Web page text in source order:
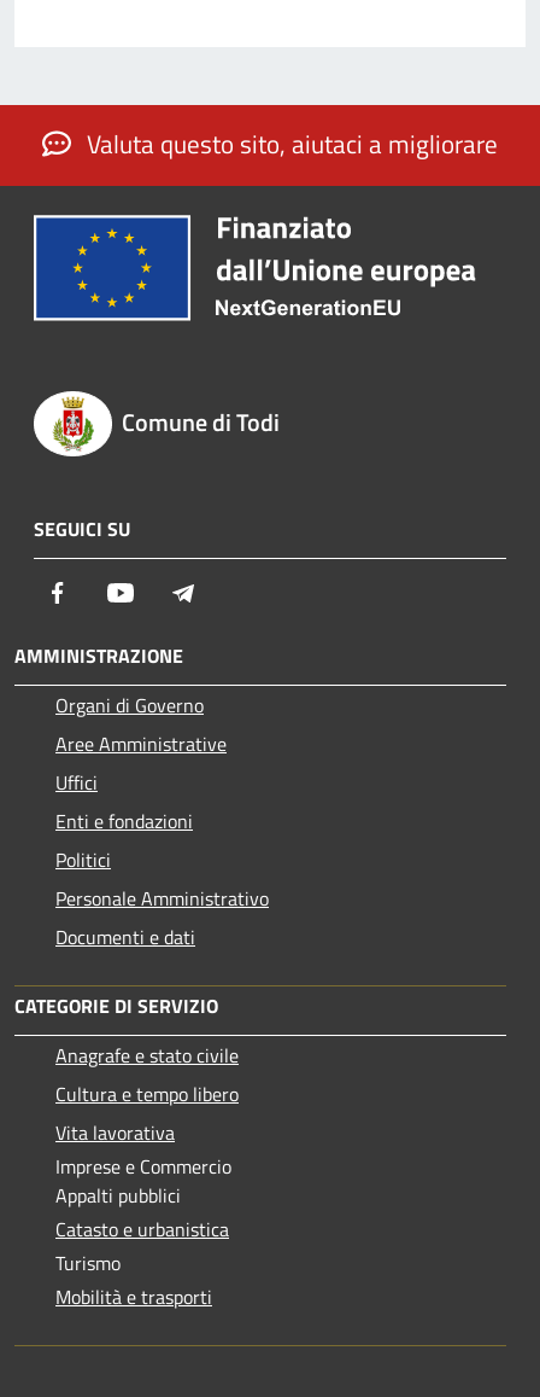
Valuta questo sito, aiutaci a migliorare
Comune di Todi
SEGUICI SU
Facebook Youtube
AMMINISTRAZIONE
Organi di Governo
Aree Amministrative
Uffici
Enti e fondazioni
Politici
Personale Amministrativo
Documenti e dati
CATEGORIE DI SERVIZIO
Anagrafe e stato civile
Cultura e tempo libero
Vita lavorativa
Imprese e Commercio
Appalti pubblici
Catasto e urbanistica
Turismo
Mobilità e trasporti